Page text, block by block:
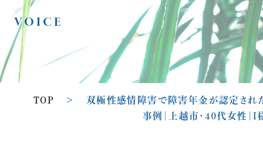
VOICE
TOP >
双極性感情障害で障害年金が認定され
事例｜上越市・４０代女性｜I